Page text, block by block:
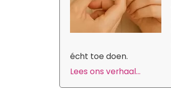
écht toe doen.
Lees ons verhaal...